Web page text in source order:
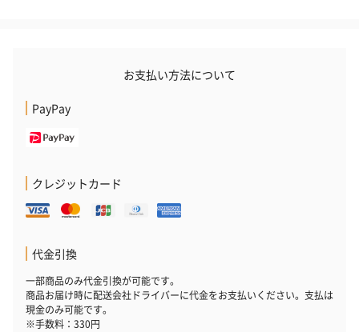
お支払い方法について
PayPay
クレジットカード
代金引換
一部商品のみ代金引換が可能です。
商品お届け時に配送会社ドライバーに代金をお支払いください。支払は
現金のみ可能です。
※手数料：330円